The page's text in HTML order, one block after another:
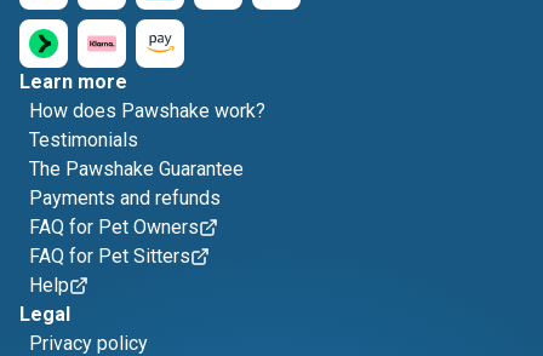
Learn more
How does Pawshake work?
Testimonials
The Pawshake Guarantee
Payments and refunds
FAQ for Pet Owners
FAQ for Pet Sitters
Help
Legal
Privacy policy